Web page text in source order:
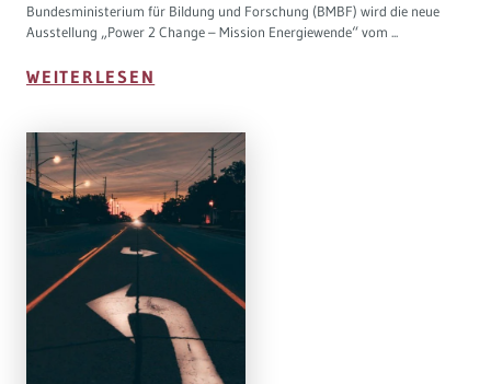
Bundesministerium für Bildung und Forschung (BMBF) wird die neue
Ausstellung „Power 2 Change – Mission Energiewende“ vom ...
WEITERLESEN